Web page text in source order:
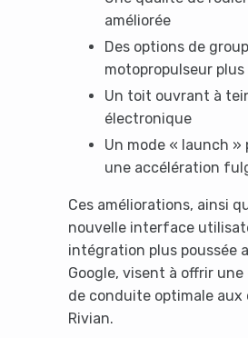
améliorée
Des options de
motopropulseur
Un toit ouvrant à
électronique
Un mode « launch
une accélération
Ces améliorations, ainsi
nouvelle interface
intégration plus poussée
Google, visent à offrir
de conduite optimale aux
Rivian.